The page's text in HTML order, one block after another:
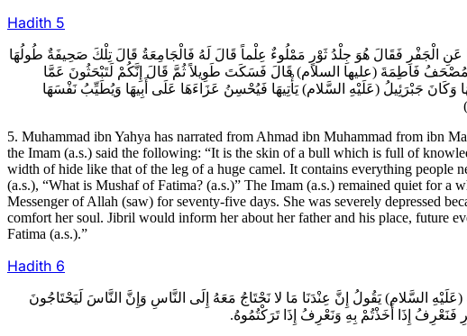
Hadith 5
الْجَفْرِ فَقَالَ هُوَ جِلْدُ ثَوْرٍ مَمْلُوءٌ عِلْماً قَالَ لَهُ فَالْجَامِعَةُ قَالَ تِلْكَ صَحِيفَةٌ طُولُهَا
فَاطِمَةَ (عليها السلام) قَالَ فَسَكَتَ طَوِيلاً ثُمَّ قَالَ إِنَّكُمْ لَتَبْحَثُونَ عَمَّا
جَبْرَئِيلُ (عَلَيْهِ السَّلام) يَأْتِيهَا فَيُحْسِنُ عَزَاءَهَا عَلَى أَبِيهَا وَيُطَيِّبُ نَفْسَهَا
5. Muhammad ibn Yahya has narrated from Ahmad ibn Muhammad from ibn
the Imam (a.s.) said the following: “It is the skin of a bull which is full of
width of hide like that of the leg of a huge camel. It contains everything people
(a.s.), “What is Mushaf of Fatima? (a.s.)” The Imam (a.s.) remained quiet for
Messenger of Allah (saw) for seventy-five days. She was severely depressed
comfort her soul. Jibril would inform her about her father and his place, future
Fatima (a.s.).”
Hadith 6
السَّلام) يَقُولُ إِنَّ عِنْدَنَا مَا لا نَحْتَاجُ مَعَهُ إِلَى النَّاسِ وَإِنَّ النَّاسَ لَيَحْتَاجُونَ
فَنَعْرِفُ إِذَا أَخَذْتُمْ بِهِ وَنَعْرِفُ إِذَا تَرَكْتُمُوهُ.